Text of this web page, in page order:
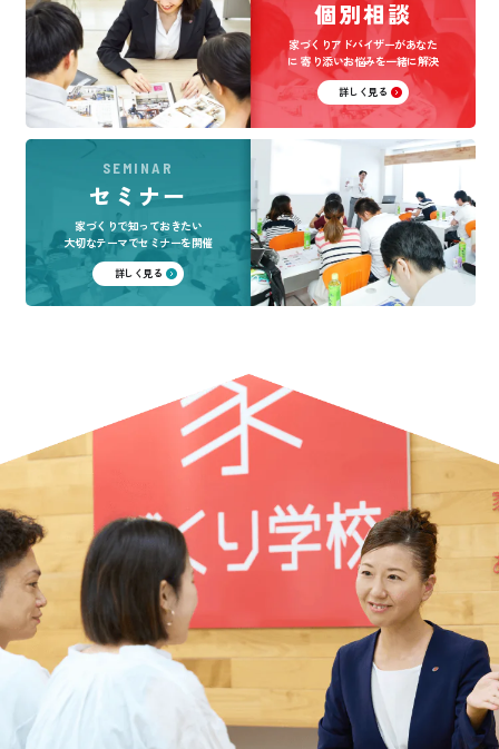
個別相談
家づくりアドバイザーがあなた
に寄り添いお悩みを一緒に解決
詳しく見る
SEMINAR
セミナー
家づくりで知っておきたい
大切なテーマでセミナーを開催
詳しく見る